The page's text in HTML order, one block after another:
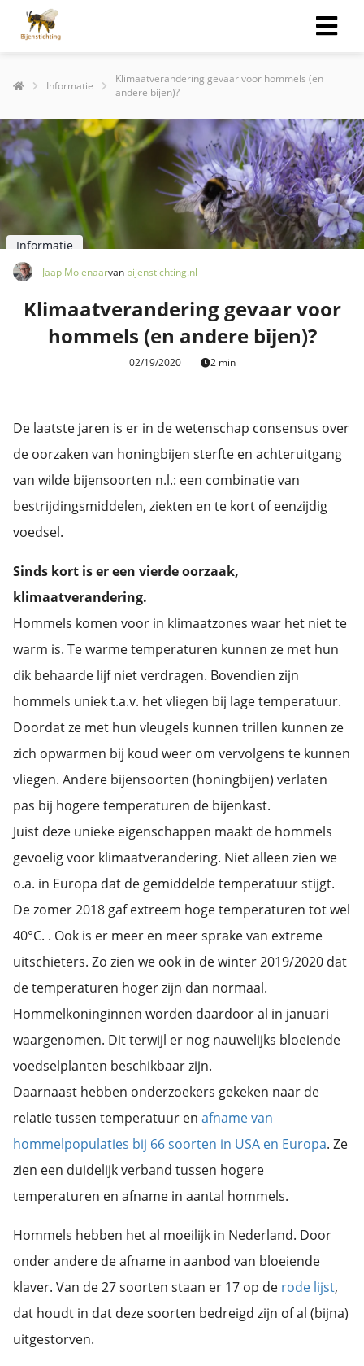
Informatie
Klimaatverandering gevaar voor hommels (en
andere bijen)?
Informatie
Jaap Molenaarvan bijenstichting.nl
Klimaatverandering gevaar voor
hommels (en andere bijen)?
02/19/2020 2 min
De laatste jaren is er in de wetenschap consensus over
de oorzaken van honingbijen sterfte en achteruitgang
van wilde bijensoorten n.l.: een combinatie van
bestrijdingsmiddelen, ziekten en te kort of eenzijdig
voedsel.
Sinds kort is er een vierde oorzaak,
klimaatverandering.
Hommels komen voor in klimaatzones waar het niet te
warm is. Te warme temperaturen kunnen ze met hun
dik behaarde lijf niet verdragen. Bovendien zijn
hommels uniek t.a.v. het vliegen bij lage temperatuur.
Doordat ze met hun vleugels kunnen trillen kunnen ze
zich opwarmen bij koud weer om vervolgens te kunnen
vliegen. Andere bijensoorten (honingbijen) verlaten
pas bij hogere temperaturen de bijenkast.
Juist deze unieke eigenschappen maakt de hommels
gevoelig voor klimaatverandering. Niet alleen zien we
o.a. in Europa dat de gemiddelde temperatuur stijgt.
De zomer 2018 gaf extreem hoge temperaturen tot wel
40°C. . Ook is er meer en meer sprake van extreme
uitschieters. Zo zien we ook in de winter 2019/2020 dat
de temperaturen hoger zijn dan normaal.
Hommelkoninginnen worden daardoor al in januari
waargenomen. Dit terwijl er nog nauwelijks bloeiende
voedselplanten beschikbaar zijn.
Daarnaast hebben onderzoekers gekeken naar de
relatie tussen temperatuur en afname van
hommelpopulaties bij 66 soorten in USA en Europa. Ze
zien een duidelijk verband tussen hogere
temperaturen en afname in aantal hommels.
Hommels hebben het al moeilijk in Nederland. Door
onder andere de afname in aanbod van bloeiende
klaver. Van de 27 soorten staan er 17 op de rode lijst,
dat houdt in dat deze soorten bedreigd zijn of al (bijna)
uitgestorven.